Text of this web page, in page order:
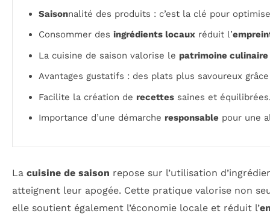
Saisonnalité des produits : c’est la clé pour
Consommer des ingrédients locaux réduit l’
La cuisine de saison valorise le patrimoine culinaire
Avantages gustatifs : des plats plus savoureux
Facilite la création de recettes saines et
Importance d’une démarche responsable pour une
La cuisine de saison repose sur l’utilisation
atteignent leur apogée. Cette pratique valorise non
elle soutient également l’économie locale et réduit l’